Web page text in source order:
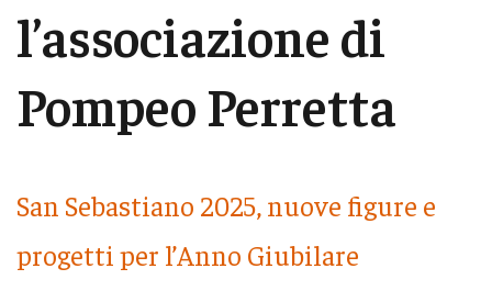
l’associazione di
Pompeo Perretta
San Sebastiano 2025, nuove figure e
progetti per l’Anno Giubilare